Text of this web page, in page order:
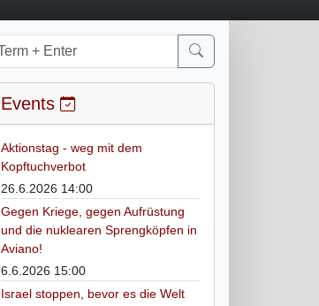
Events
Aktionstag - weg mit dem
Kopftuchverbot
26.6.2026 14:00
Gegen Kriege, gegen Aufrüstung
und die nuklearen Sprengköpfen in
Aviano!
6.6.2026 15:00
Israel stoppen, bevor es die Welt